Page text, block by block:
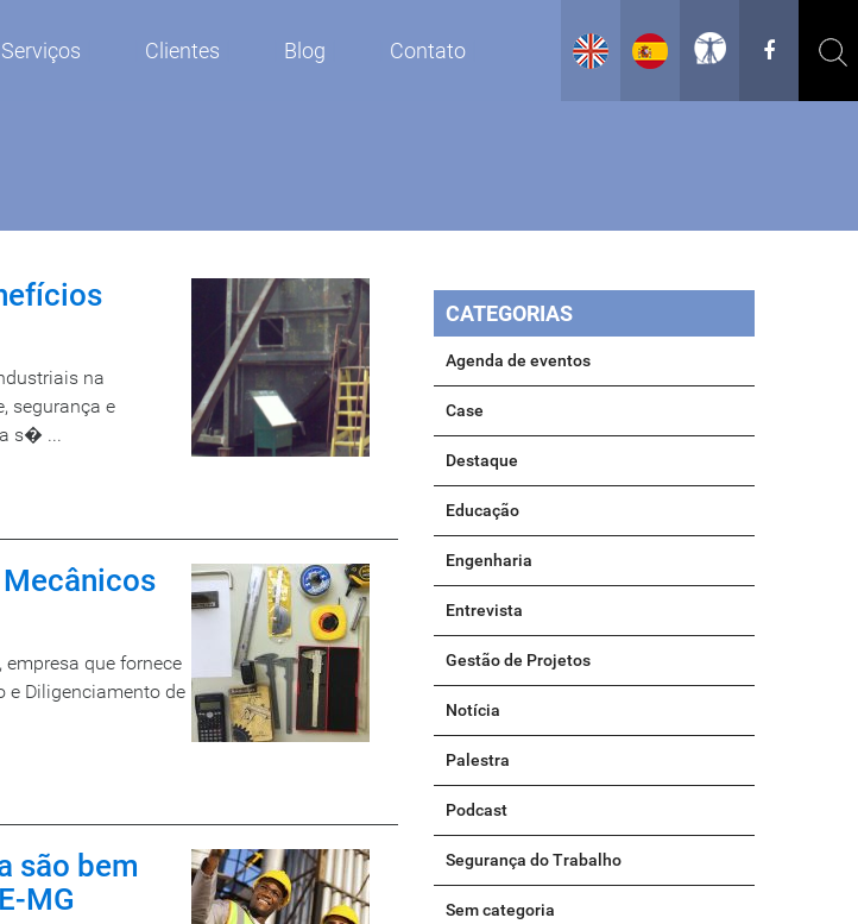
Serviços Clientes Blog Contato
na
segurança e
s� ...
que fornece
e Diligenciamento de
são bem
MG
CATEGORIAS
Agenda de eventos
Case
Destaque
Educação
Engenharia
Entrevista
Gestão de Projetos
Notícia
Palestra
Podcast
Segurança do Trabalho
Sem categoria